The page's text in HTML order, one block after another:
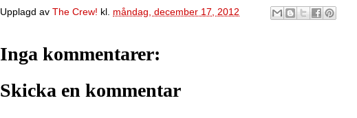
Upplagd av The Crew! kl. måndag, december 17, 2012
Inga kommentarer:
Skicka en kommentar